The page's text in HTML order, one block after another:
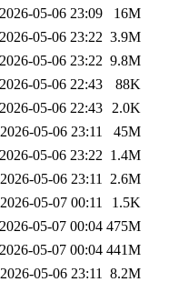
2026-05-06 23:09
16M
2026-05-06 23:22 3.9M
2026-05-06 23:22 9.8M
2026-05-06 22:43
88K
2026-05-06 22:43
2.0K
2026-05-06 23:11
45M
2026-05-06 23:22 1.4M
2026-05-06 23:11
2.6M
2026-05-07 00:11
1.5K
2026-05-07 00:04 475M
2026-05-07 00:04 441M
2026-05-06 23:11
8.2M